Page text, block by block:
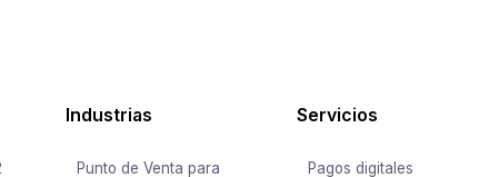
Industrias
Punto de Venta para
Servicios
Pagos digitales